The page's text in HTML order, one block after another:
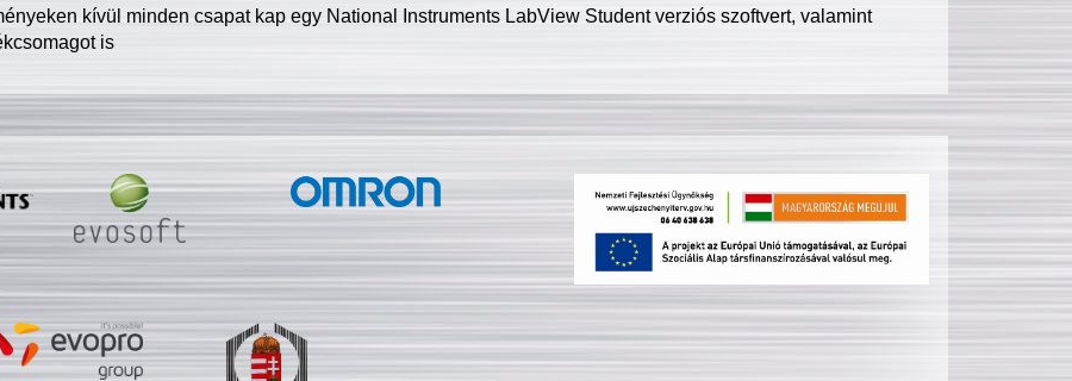
kívül minden csapat kap egy National Instruments LabView Student verziós szoftvert, valamint
is